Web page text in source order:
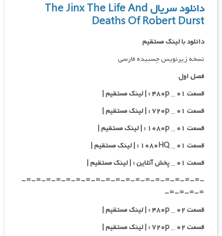
دانلود سریال The Jinx The Life And
Deaths Of Robert Durst
دانلود با لینک مستقیم
نسخه زیرنویس چسبیده فارسی
فصل اول
قسمت ۰۱ _ ۴۸۰p : | لینک مستقیم |
قسمت ۰۱ _ ۷۲۰p : | لینک مستقیم |
قسمت ۰۱ _ ۱۰۸۰p : | لینک مستقیم |
قسمت ۰۱ _ ۱۰۸۰HQ : | لینک مستقیم |
قسمت ۰۱ _ پخش آنلاین : | لینک مستقیم |
-=-=-=-=-=-=-=-=-=-=-=-=-=-=-=-=-=-=-
=-=-=-=-
قسمت ۰۲ _ ۴۸۰p : | لینک مستقیم |
قسمت ۰۲ _ ۷۲۰p : | لینک مستقیم |